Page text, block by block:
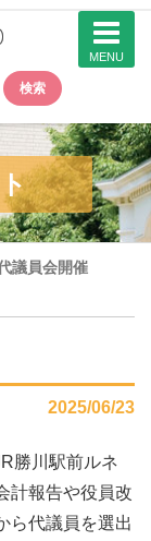
検索
MENU
議員会開催
2025/06/23
勝川駅前ルネ
計報告や役員改
ら代議員を選出